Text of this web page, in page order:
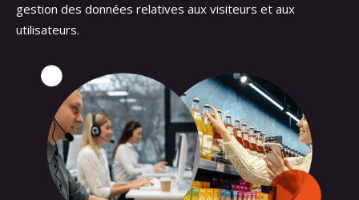
gestion des données relatives aux visiteurs et aux
utilisateurs.